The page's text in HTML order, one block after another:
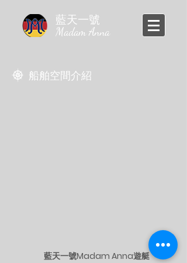
​藍天一號
Madam Anna
​船舶空間介紹
藍天一號Madam Anna遊艇